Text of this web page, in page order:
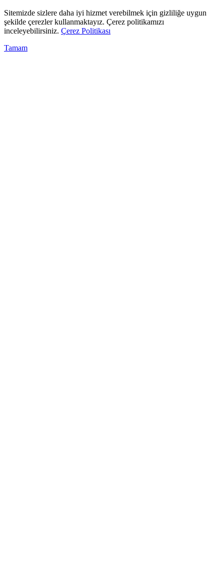
Sitemizde sizlere daha iyi hizmet verebilmek için gizliliğe uygun
şekilde çerezler kullanmaktayız. Çerez politikamızı
inceleyebilirsiniz. Çerez Politikası
Tamam